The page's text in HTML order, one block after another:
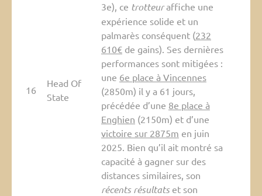
16
Head Of
State
3e), ce trotteuraffiche une
expérience solide et un
palmarès conséquent (232
610€de gains). Ses dernières
performances sont mitigées :
une 6e place à Vincennes
(2850m) il y a 61 jours,
précédée d’une 8e place à
Enghien (2150m) et d’une
victoire sur 2875m en juin
2025. Bien qu’il ait montré sa
capacité à gagner sur des
distances similaires, son
récents résultatset son